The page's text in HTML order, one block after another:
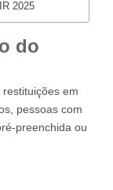
2025
do
em
pessoas com
preenchida ou